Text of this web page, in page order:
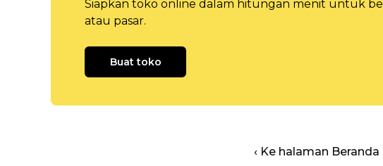
Siapkan toko online dalam hitungan menit untuk
atau pasar.
Buat toko
‹ Ke halaman